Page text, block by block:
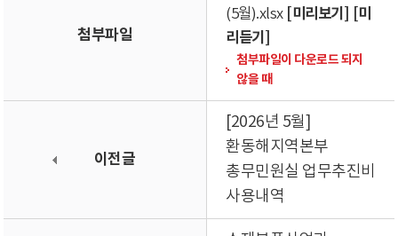
첨부파일
(5월).xlsx [미리보기]
[미
리듣기]
첨부파일이 다운로드 되지
않을 때
이전글
[2026년 5월]
환동해지역본부
총무민원실 업무추진비
사용내역